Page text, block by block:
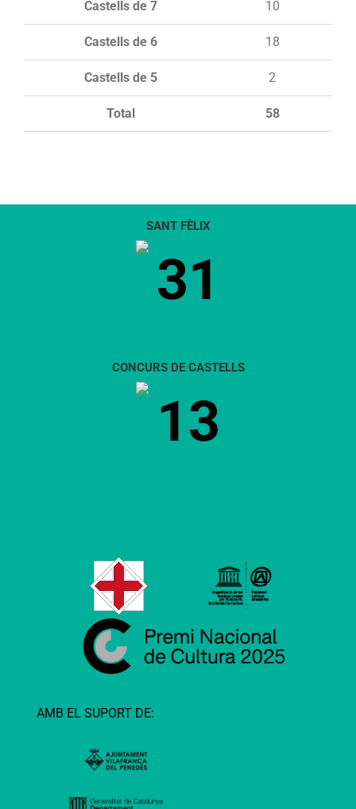
Total 58
Castells de 7 10
Castells de 6 18
Castells de 5 2
SANT FÈLIX
31
CONCURS DE CASTELLS
13
AMB EL SUPORT DE: